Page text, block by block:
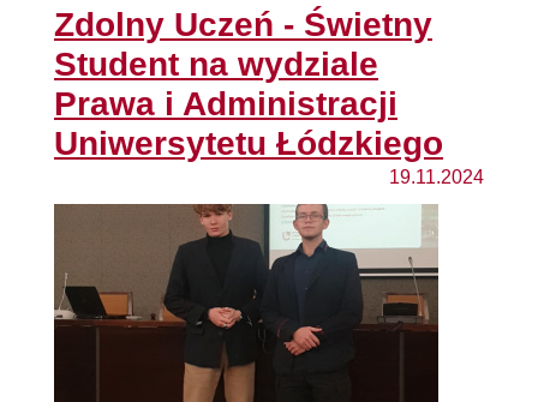
Zdolny Uczeń - Świetny
Student na wydziale
Prawa i Administracji
Uniwersytetu Łódzkiego
19.11.2024